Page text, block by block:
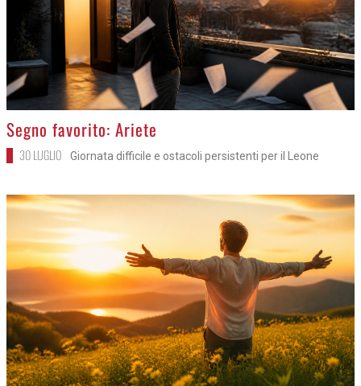
>
Segno favorito: Ariete
30 LUGLIO Giornata difficile e ostacoli persistenti per il Leone